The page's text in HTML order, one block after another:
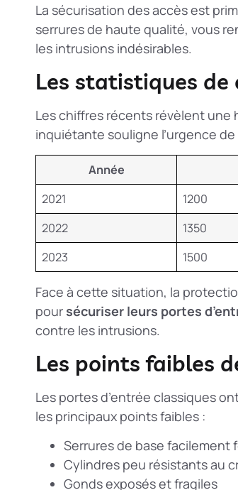
La sécurisation des accèsest
serrures de haute qualité, vous
les intrusions indésirables.
Les statistiques
Les chiffres récents révèlent une
inquiétante souligne l’urgence
Année
2021
1200
2022
1350
2023
1500
Face à cette situation, la
pour sécuriser leurs portes
contre les intrusions.
Les points faibles
Les portes d’entrée classiques
les principaux points faibles :
Serrures de base facilement
Cylindres peu résistants au
Gonds exposés et fragiles